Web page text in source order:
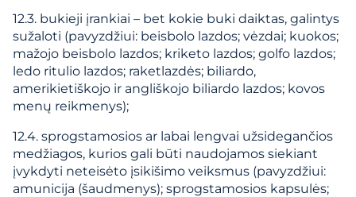
12.3. bukieji įrankiai – bet kokie buki daiktas, galintys
sužaloti (pavyzdžiui: beisbolo lazdos; vėzdai; kuokos;
mažojo beisbolo lazdos; kriketo lazdos; golfo lazdos;
ledo ritulio lazdos; raketlazdės; biliardo,
amerikietiškojo ir angliškojo biliardo lazdos; kovos
menų reikmenys);
12.4. sprogstamosios ar labai lengvai užsidegančios
medžiagos, kurios gali būti naudojamos siekiant
įvykdyti neteisėto įsikišimo veiksmus (pavyzdžiui:
amunicija (šaudmenys); sprogstamosios kapsulės;